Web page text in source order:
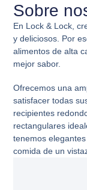
Sobre
En Lock & Lock,
y deliciosos. Por
alimentos de alta
mejor sabor.
Ofrecemos una
satisfacer todas
recipientes
rectangulares
tenemos
comida de un